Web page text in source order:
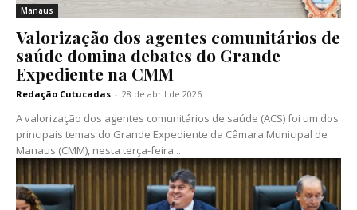
Manaus
Valorização dos agentes comunitários de
saúde domina debates do Grande
Expediente na CMM
Redação Cutucadas - 28 de abril de 2026
A valorização dos agentes comunitários de saúde (ACS) foi um dos
principais temas do Grande Expediente da Câmara Municipal de
Manaus (CMM), nesta terça-feira...